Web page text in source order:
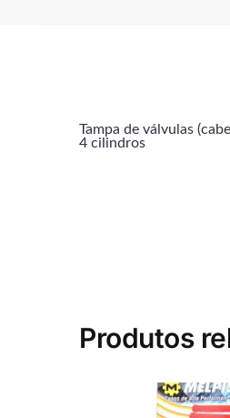
Tampa de válvulas
4 cilindros
Produtos